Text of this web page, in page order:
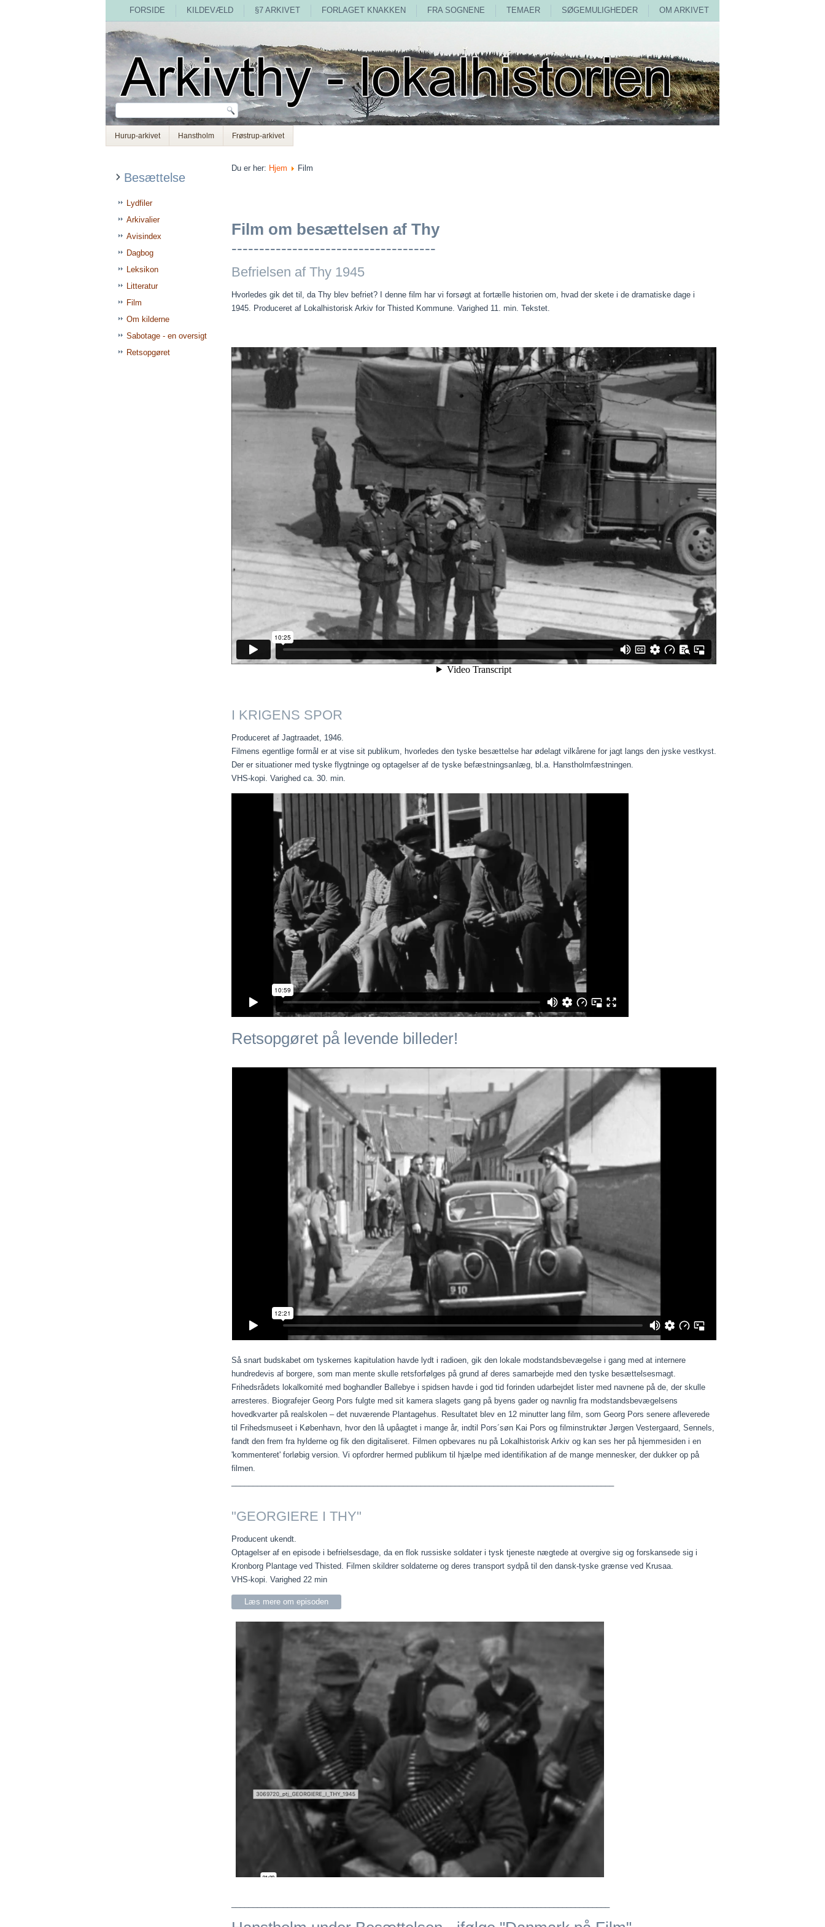
FORSIDE KILDEVÆLD §7 ARKIVET FORLAGET KNAKKEN FRA SOGNENE TEMAER SØGEMULIGHEDER OM ARKIVET
Hurup-arkivet Hanstholm Frøstrup-arkivet
Besættelse
Lydfiler
Arkivalier
Avisindex
Dagbog
Leksikon
Litteratur
Film
Om kilderne
Sabotage - en oversigt
Retsopgøret
Du er her: Hjem Film
Film om besættelsen af Thy
-------------------------------------
Befrielsen af Thy 1945
Hvorledes gik det til, da Thy blev befriet? I denne film har vi forsøgt at fortælle historien om, hvad der skete i de dramatiske dage i
1945. Produceret af Lokalhistorisk Arkiv for Thisted Kommune. Varighed 11. min. Tekstet.
I KRIGENS SPOR
Produceret af Jagtraadet, 1946.
Filmens egentlige formål er at vise sit publikum, hvorledes den tyske besættelse har ødelagt vilkårene for jagt langs den jyske vestkyst.
Der er situationer med tyske flygtninge og optagelser af de tyske befæstningsanlæg, bl.a. Hanstholmfæstningen.
VHS-kopi. Varighed ca. 30. min.
Retsopgøret på levende billeder!
Så snart budskabet om tyskernes kapitulation havde lydt i radioen, gik den lokale modstandsbevægelse i gang med at internere
hundredevis af borgere, som man mente skulle retsforfølges på grund af deres samarbejde med den tyske besættelsesmagt.
Frihedsrådets lokalkomité med boghandler Ballebye i spidsen havde i god tid forinden udarbejdet lister med navnene på de, der skulle
arresteres. Biografejer Georg Pors fulgte med sit kamera slagets gang på byens gader og navnlig fra modstandsbevægelsens
hovedkvarter på realskolen – det nuværende Plantagehus. Resultatet blev en 12 minutter lang film, som Georg Pors senere afleverede
til Frihedsmuseet i København, hvor den lå upåagtet i mange år, indtil Pors´søn Kai Pors og filminstruktør Jørgen Vestergaard, Sennels,
fandt den frem fra hylderne og fik den digitaliseret. Filmen opbevares nu på Lokalhistorisk Arkiv og kan ses her på hjemmesiden i en
'kommenteret' forløbig version. Vi opfordrer hermed publikum til hjælpe med identifikation af de mange mennesker, der dukker op på
filmen.
"GEORGIERE I THY"
Producent ukendt.
Optagelser af en episode i befrielsesdage, da en flok russiske soldater i tysk tjeneste nægtede at overgive sig og forskansede sig i
Kronborg Plantage ved Thisted. Filmen skildrer soldaterne og deres transport sydpå til den dansk-tyske grænse ved Krusaa.
VHS-kopi. Varighed 22 min
Læs mere om episoden